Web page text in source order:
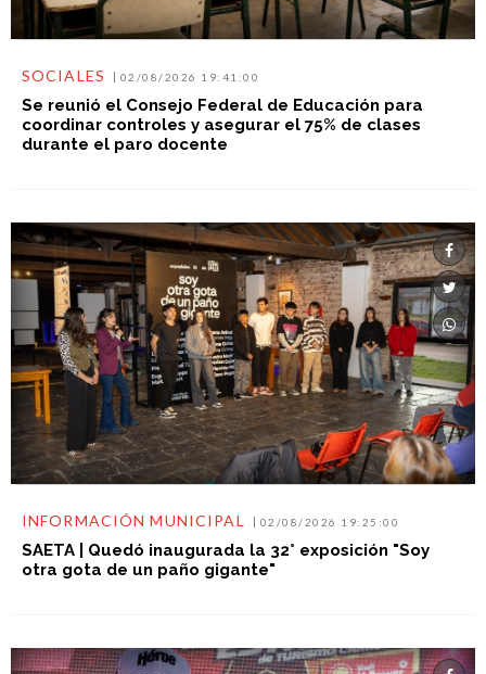
SOCIALES 02/08/2026 19:41:00
Se reunió el Consejo Federal de Educación para
coordinar controles y asegurar el 75% de clases
durante el paro docente
INFORMACIÓN MUNICIPAL 02/08/2026 19:25:00
SAETA | Quedó inaugurada la 32° exposición "Soy
otra gota de un paño gigante"